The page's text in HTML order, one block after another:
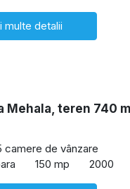
multe detalii
Mehala, teren 740
camere de vânzare
150 mp 2000